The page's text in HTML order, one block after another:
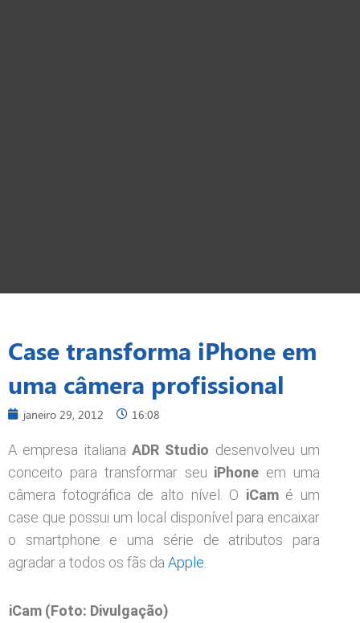
Case transforma iPhone em
uma câmera profissional
janeiro 29, 2012 16:08
A empresa italiana ADR Studio desenvolveu um
conceito para transformar seu iPhone em uma
câmera fotográfica de alto nível. O iCamé um
case que possui um local disponível para encaixar
o smartphone e uma série de atributos para
agradar a todos os fãs da Apple
iCam (Foto: Divulgação)